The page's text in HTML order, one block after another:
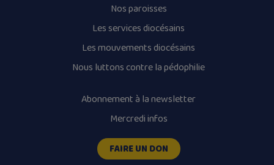
Nos paroisses
Les services diocésains
Les mouvements diocésains
Nous luttons contre la pédophilie
Abonnement à la newsletter
Mercredi infos
FAIRE UN DON